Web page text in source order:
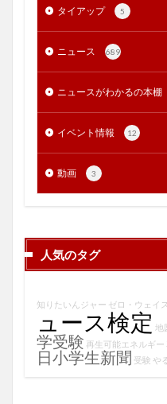
タイアップ 5
ニュース 689
ニュースがわかるの本棚
イベント情報 12
動画 3
人気のタグ
知りたいんジャー ゼロ・ウェイ
ュース検定 地
学受験 再生可能エネルギー
日小学生新聞 受験 や